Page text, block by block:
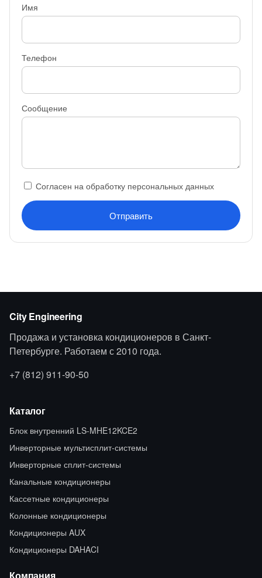
Имя
Телефон
Сообщение
Согласен на обработку персональных данных
Отправить
City Engineering
Продажа и установка кондиционеров в Санкт-
Петербурге. Работаем с 2010 года.
+7 (812) 911-90-50
Каталог
Блок внутренний LS-MHE12KCE2
Инверторные мультисплит-системы
Инверторные сплит-системы
Канальные кондиционеры
Кассетные кондиционеры
Колонные кондиционеры
Кондиционеры AUX
Кондиционеры DAHACI
Компания